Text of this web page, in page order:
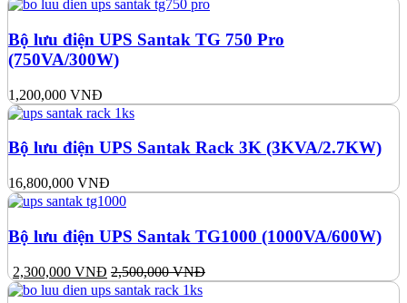
Bộ lưu điện UPS Santak TG 750 Pro
(750VA/300W)
1,200,000 VNĐ
Bộ lưu điện UPS Santak Rack 3K (3KVA/2.7KW)
16,800,000 VNĐ
Bộ lưu điện UPS Santak TG1000 (1000VA/600W)
2,300,000 VNĐ 2,500,000VNĐ